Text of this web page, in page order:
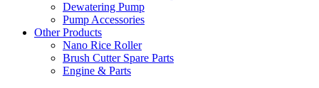
Dewatering Pump
Pump Accessories
Other Products
Nano Rice Roller
Brush Cutter Spare Parts
Engine & Parts